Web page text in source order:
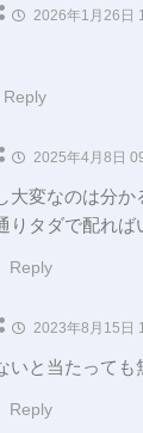
2026年1月26日
Reply
2025年4月8日
大変なのは分か
りタダで配れば
Reply
2023年8月15日
いと当たっても
Reply